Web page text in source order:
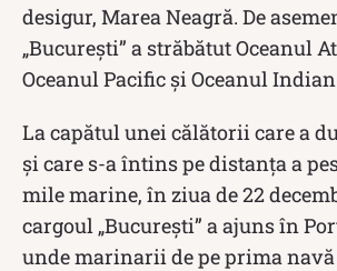
desigur, Marea Neagră. De
„București” a străbătut Oceanul
Oceanul Pacific și Oceanul
La capătul unei călătorii care a
și care s-a întins pe distanța a
mile marine, în ziua de 22
cargoul „București” a ajuns în
unde marinarii de pe prima